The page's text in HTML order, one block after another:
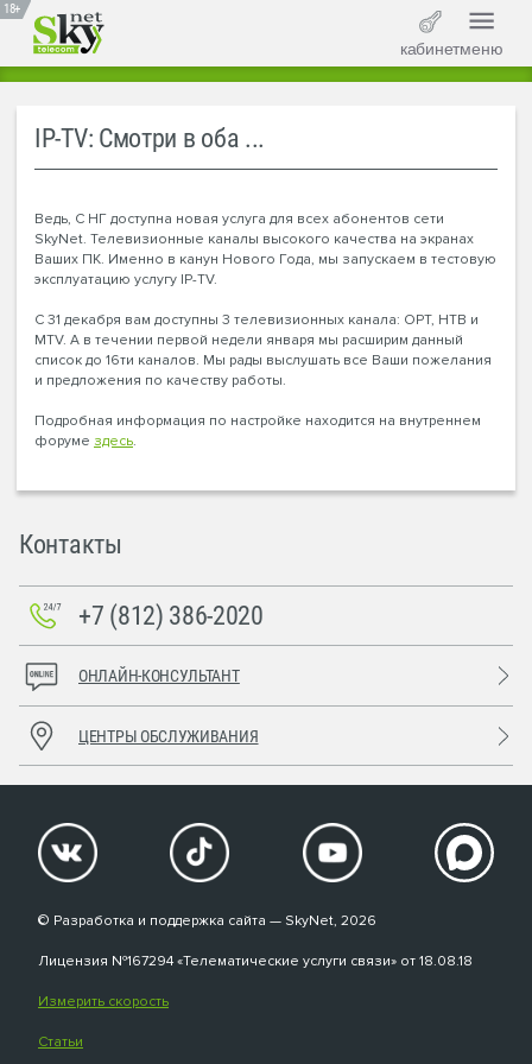
18+
кабинетменю
IP-TV: Смотри в оба ...
Ведь, С НГ доступна новая услуга для всех абонентов сети
SkyNet. Телевизионные каналы высокого качества на экранах
Ваших ПК. Именно в канун Нового Года, мы запускаем в тестовую
эксплуатацию услугу IP-TV.
С 31 декабря вам доступны 3 телевизионных канала: ОРТ, НТВ и
MTV. А в течении первой недели января мы расширим данный
список до 16ти каналов. Мы рады выслушать все Ваши пожелания
и предложения по качеству работы.
Подробная информация по настройке находится на внутреннем
форуме здесь.
Контакты
+7 (812) 386-2020
ОНЛАЙН-КОНСУЛЬТАНТ
ЦЕНТРЫ ОБСЛУЖИВАНИЯ
© Разработка и поддержка сайта — SkyNet, 2026
Лицензия №167294 «Телематические услуги связи» от 18.08.18
Измерить скорость
Статьи